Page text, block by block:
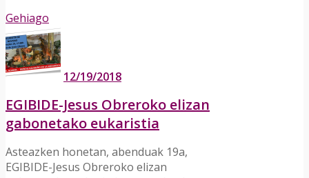
Gehiago
12/19/2018
EGIBIDE-Jesus Obreroko elizan
gabonetako eukaristia
Asteazken honetan, abenduak 19a,
EGIBIDE-Jesus Obreroko elizan